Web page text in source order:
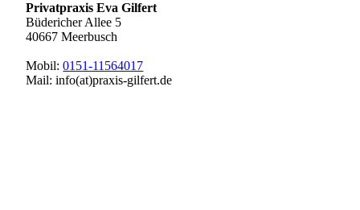
Privatpraxis Eva Gilfert
Büdericher Allee 5
40667 Meerbusch
Mobil:0151-11564017
Mail: info(at)praxis-gilfert.de